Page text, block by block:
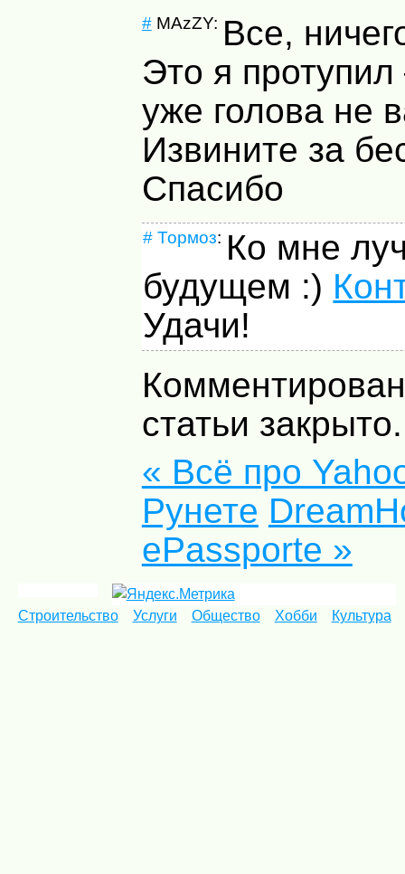
#MAzZY: Все,
Это я протупил
уже голова не
Извините за
Спасибо
# Тормоз: Ко мне
будущем :)
Удачи!
статьи закрыто.
« Всё про
Рунете
ePassporte »
Строительство Услуги Общество Хобби Культура